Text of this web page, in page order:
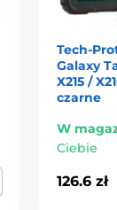
Tech-
Galaxy
X215 /
czarne
W
Ciebie
126.6 zł